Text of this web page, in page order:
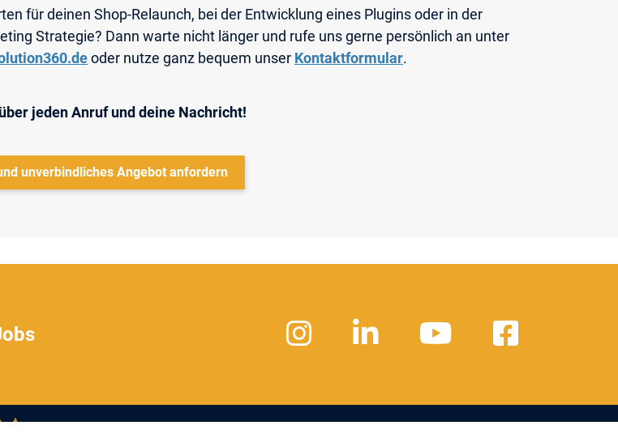
für deinen Shop-Relaunch, bei der Entwicklung eines Plugins oder in der
Strategie? Dann warte nicht länger und rufe uns gerne persönlich an unter
oder nutze ganz bequem unser Kontaktformular.
jeden Anruf und deine Nachricht!
unverbindliches Angebot anfordern